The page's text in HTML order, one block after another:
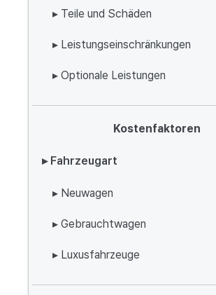
▸ Teile und Schäden
▸ Leistungseinschränkungen
▸ Optionale Leistungen
Kostenfaktoren
▸ Fahrzeugart
▸ Neuwagen
▸ Gebrauchtwagen
▸ Luxusfahrzeuge